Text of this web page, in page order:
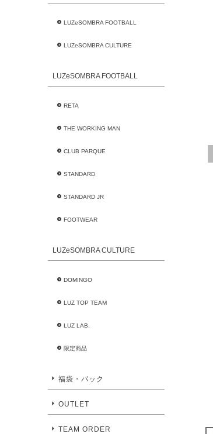
LUZeSOMBRA FOOTBALL
LUZeSOMBRA CULTURE
LUZeSOMBRA FOOTBALL
RETA
THE WORKING MAN
CLUB PARQUE
STANDARD
STANDARD JR
FOOTWEAR
LUZeSOMBRA CULTURE
DOMINGO
LUZ TOP TEAM
LUZ LAB.
限定商品
福袋・パック
OUTLET
TEAM ORDER